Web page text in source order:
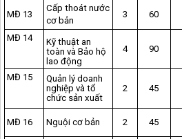
MĐ 13
Cấp thoát nước
cơ bản
3 60
MĐ 14
Kỹ thuật an
toàn và Bảo hộ
lao động
4 90
MĐ 15
Quản lý doanh
nghiệp và tổ
chức sản xuất
2 45
MĐ 16 Nguội cơ bản 2 45